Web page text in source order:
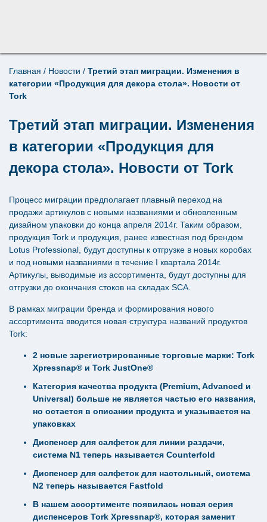
Поиск по товарам
×
Главная / Новости / Третий этап миграции. Изменения в
категории «Продукция для декора стола». Новости от
Tork
Третий этап миграции. Изменения
в категории «Продукция для
декора стола». Новости от Tork
Процесс миграции предполагает плавный переход на
продажи артикулов с новыми названиями и обновленным
дизайном упаковки до конца апреля 2014г. Таким образом,
продукция Tork и продукция, ранее известная под брендом
Lotus Professional, будут доступны к отгрузке в новых коробах
и под новыми названиями в течение I квартала 2014г.
Артикулы, выводимые из ассортимента, будут доступны для
отгрузки до окончания стоков на складах SCA.
В рамках миграции бренда и формирования нового
ассортимента вводится новая структура названий продуктов
Tork:
2 новые зарегистрированные торговые марки: Tork
Xpressnap® и Tork JustOne®
Категория качества продукта (Premium, Advanced и
Universal) больше не является частью его названия,
но остается в описании продукта и указывается на
упаковках
Диспенсер для салфеток для линии раздачи,
система N1 теперь называется Counterfold
Диспенсер для салфеток для настольный, система
N2 теперь называется Fastfold
В нашем ассортименте появилась новая серия
диспенсеров Tork Xpressnap®, которая заменит